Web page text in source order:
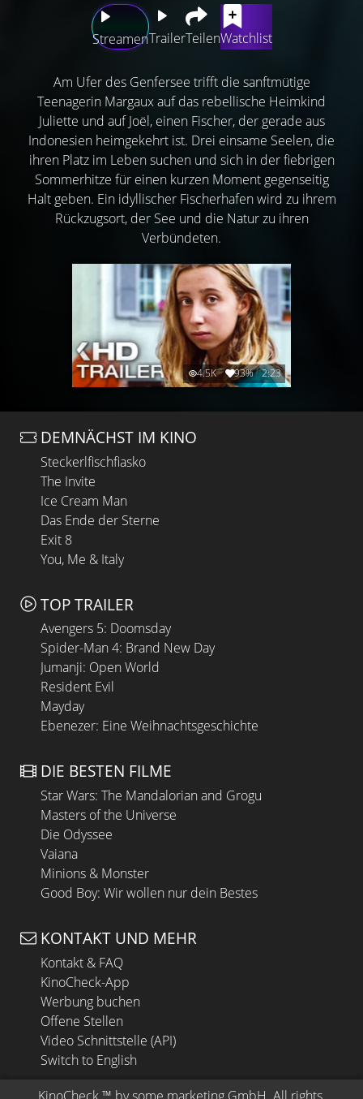
StreamenTrailerTeilenWatchlist
Am Ufer des Genfersee trifft die sanftmütige
Teenagerin Margaux auf das rebellische Heimkind
Juliette und auf Joël, einen Fischer, der gerade aus
Indonesien heimgekehrt ist. Drei einsame Seelen, die
ihren Platz im Leben suchen und sich in der fiebrigen
Sommerhitze für einen kurzen Moment gegenseitig
Halt geben. Ein idyllischer Fischerhafen wird zu ihrem
Rückzugsort, der See und die Natur zu ihren
Verbündeten.
4.5K 93% 2:23
DEMNÄCHST IM KINO
Steckerlfischfiasko
The Invite
Ice Cream Man
Das Ende der Sterne
Exit 8
You, Me & Italy
TOP TRAILER
Avengers 5: Doomsday
Spider-Man 4: Brand New Day
Jumanji: Open World
Resident Evil
Mayday
Ebenezer: Eine Weihnachtsgeschichte
DIE BESTEN FILME
Star Wars: The Mandalorian and Grogu
Masters of the Universe
Die Odyssee
Vaiana
Minions & Monster
Good Boy: Wir wollen nur dein Bestes
KONTAKT UND MEHR
Kontakt & FAQ
KinoCheck-App
Werbung buchen
Offene Stellen
Video Schnittstelle (API)
Switch to English